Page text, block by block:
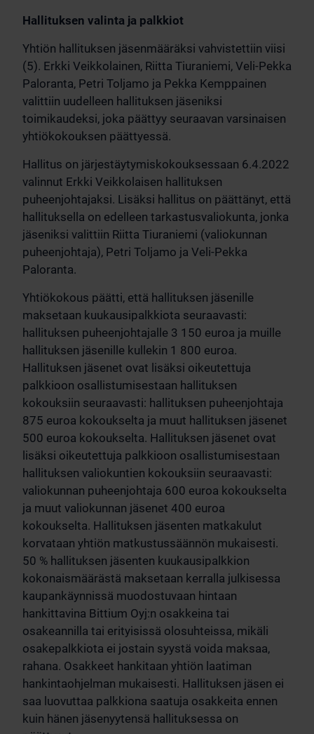
Hallituksen valinta ja palkkiot
Yhtiön hallituksen jäsenmääräksi vahvistettiin viisi
(5). Erkki Veikkolainen, Riitta Tiuraniemi, Veli-Pekka
Paloranta, Petri Toljamo ja Pekka Kemppainen
valittiin uudelleen hallituksen jäseniksi
toimikaudeksi, joka päättyy seuraavan varsinaisen
yhtiökokouksen päättyessä.
Hallitus on järjestäytymiskokouksessaan 6.4.2022
valinnut Erkki Veikkolaisen hallituksen
puheenjohtajaksi. Lisäksi hallitus on päättänyt, että
hallituksella on edelleen tarkastusvaliokunta, jonka
jäseniksi valittiin Riitta Tiuraniemi (valiokunnan
puheenjohtaja), Petri Toljamo ja Veli-Pekka
Paloranta.
Yhtiökokous päätti, että hallituksen jäsenille
maksetaan kuukausipalkkiota seuraavasti:
hallituksen puheenjohtajalle 3 150 euroa ja muille
hallituksen jäsenille kullekin 1 800 euroa.
Hallituksen jäsenet ovat lisäksi oikeutettuja
palkkioon osallistumisestaan hallituksen
kokouksiin seuraavasti: hallituksen puheenjohtaja
875 euroa kokoukselta ja muut hallituksen jäsenet
500 euroa kokoukselta. Hallituksen jäsenet ovat
lisäksi oikeutettuja palkkioon osallistumisestaan
hallituksen valiokuntien kokouksiin seuraavasti:
valiokunnan puheenjohtaja 600 euroa kokoukselta
ja muut valiokunnan jäsenet 400 euroa
kokoukselta. Hallituksen jäsenten matkakulut
korvataan yhtiön matkustussäännön mukaisesti.
50 % hallituksen jäsenten kuukausipalkkion
kokonaismäärästä maksetaan kerralla julkisessa
kaupankäynnissä muodostuvaan hintaan
hankittavina Bittium Oyj:n osakkeina tai
osakeannilla tai erityisissä olosuhteissa, mikäli
osakepalkkiota ei jostain syystä voida maksaa,
rahana. Osakkeet hankitaan yhtiön laatiman
hankintaohjelman mukaisesti. Hallituksen jäsen ei
saa luovuttaa palkkiona saatuja osakkeita ennen
kuin hänen jäsenyytensä hallituksessa on